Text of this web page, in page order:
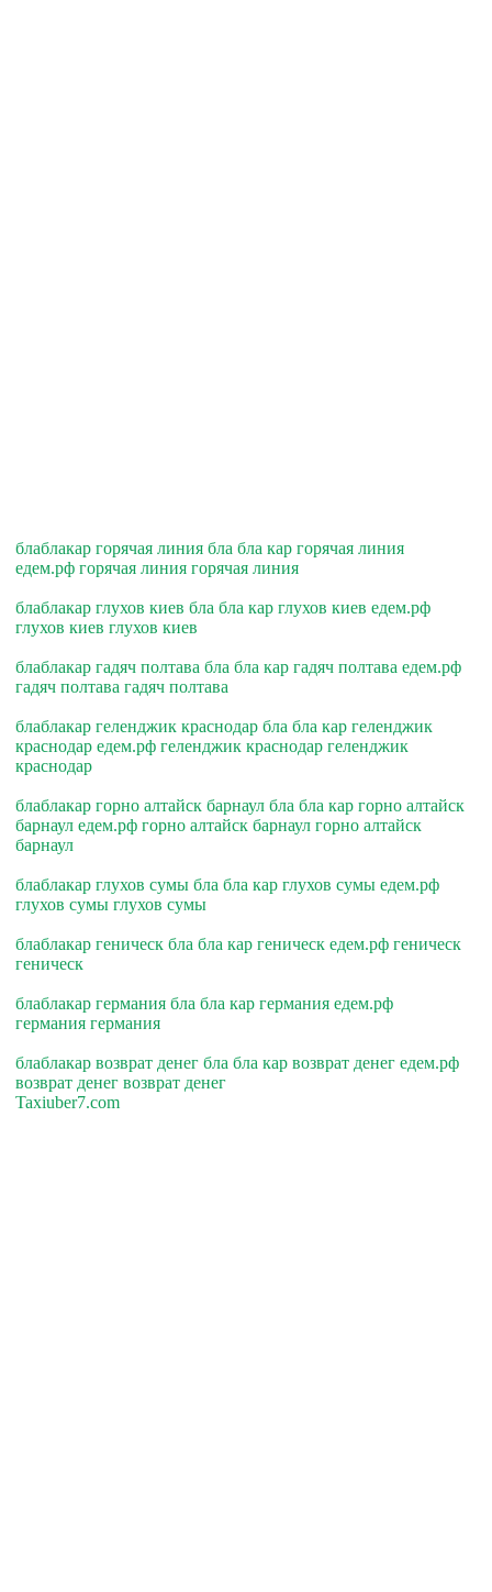
блаблакар горячая линия бла бла кар горячая линия
едем.рф горячая линия горячая линия
блаблакар глухов киев бла бла кар глухов киев едем.рф
глухов киев глухов киев
блаблакар гадяч полтава бла бла кар гадяч полтава едем.рф
гадяч полтава гадяч полтава
блаблакар геленджик краснодар бла бла кар геленджик
краснодар едем.рф геленджик краснодар геленджик
краснодар
блаблакар горно алтайск барнаул бла бла кар горно алтайск
барнаул едем.рф горно алтайск барнаул горно алтайск
барнаул
блаблакар глухов сумы бла бла кар глухов сумы едем.рф
глухов сумы глухов сумы
блаблакар геническ бла бла кар геническ едем.рф геническ
геническ
блаблакар германия бла бла кар германия едем.рф
германия германия
блаблакар возврат денег бла бла кар возврат денег едем.рф
возврат денег возврат денег
Taxiuber7.com